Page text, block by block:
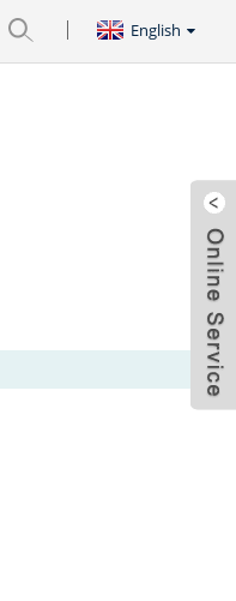
English